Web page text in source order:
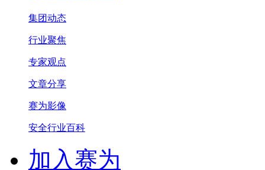
集团动态
行业聚焦
专家观点
文章分享
赛为影像
安全行业百科
加入赛为